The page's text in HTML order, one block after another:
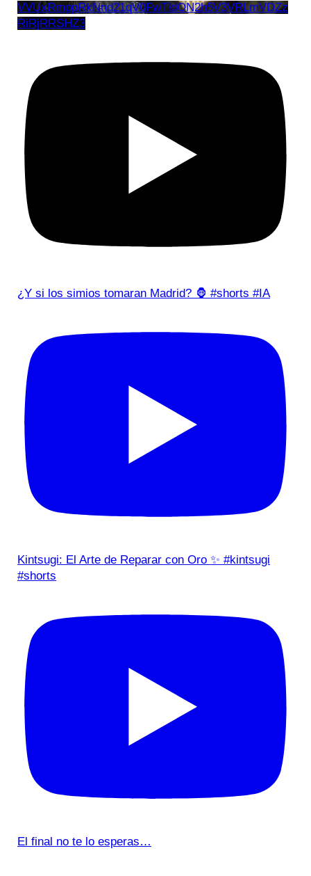
VVUxRmppRkNnd21qV0FwTldON2h5V3VRLmVDZz
RiRjRRSHZ3
¿Y si los simios tomaran Madrid? 🦍 #shorts #IA
Kintsugi: El Arte de Reparar con Oro ✨ #kintsugi
#shorts
El final no te lo esperas…